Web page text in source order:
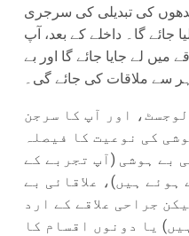
کی تبدیلی کی سرجری
جائے گا۔ داخلے کے بعد، آپ
میں لے جایا جائے گا اور بے
سے ملاقات کی جائے گی۔
اور آپ کا سرجن
کی نوعیت کا فیصلہ
بے ہوشی (آپ تجربے کے
ہیں)، علاقائی بے
جراحی علاقے کے ارد
یا دونوں اقسام کا